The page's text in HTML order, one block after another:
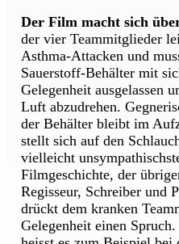
Der Film macht sich
der vier Teammitglieder
Asthma-Attacken und
Sauerstoff-Behälter mit
Gelegenheit ausgelassen
Luft abzudrehen.
der Behälter bleibt im
stellt sich auf den
vielleicht
Filmgeschichte, der
Regisseur, Schreiber und
drückt dem kranken
Gelegenheit einen